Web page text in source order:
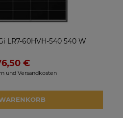
LR7-60HVH-540 540 W
€
und Versandkosten